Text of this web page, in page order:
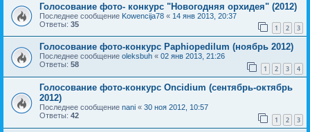
Голосование фото- конкурс "Новогодняя орхидея" (2012)
Последнее сообщение Kowencija78 « 14 янв 2013, 20:37
Ответы: 35 1 2 3
Голосование фото-конкурс Paphiopedilum (ноябрь 2012)
Последнее сообщение oleksbuh « 02 янв 2013, 21:26
Ответы: 58 1 2 3 4
Голосование фото-конкурс Oncidium (сентябрь-октябрь
2012)
Последнее сообщение nani « 30 ноя 2012, 10:57
Ответы: 42 1 2 3